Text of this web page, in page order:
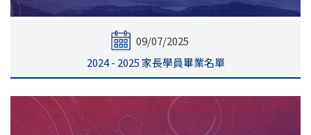
09/07/2025
2024 - 2025 家長學員畢業名單